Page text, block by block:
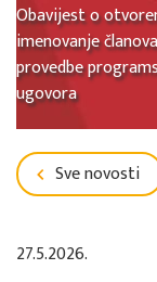
Obavijest o
imenovanje
provedbe
ugovora
Sve novosti
27.5.2026.